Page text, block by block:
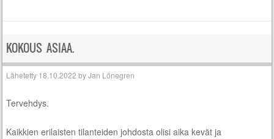
KOKOUS ASIAA.
Lähetetty 18.10.2022 byJan Lönegren
Tervehdys.
Kaikkien erilaisten tilanteiden johdosta olisi aika kevät ja